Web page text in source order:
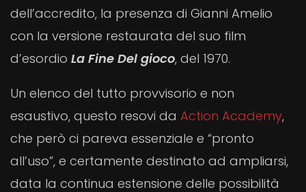
dell’accredito, la presenza di Gianni Amelio
con la versione restaurata del suo film
d’esordio La Fine Del gioco, del 1970.
Un elenco del tutto provvisorio e non
esaustivo, questo resovi da Action Academy,
che però ci pareva essenziale e “pronto
all’uso”, e certamente destinato ad ampliarsi,
data la continua estensione delle possibilità